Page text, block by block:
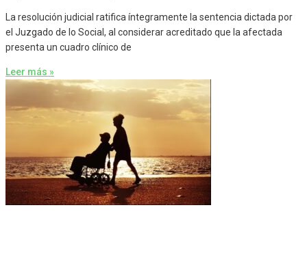
La resolución judicial ratifica íntegramente la sentencia dictada por
el Juzgado de lo Social, al considerar acreditado que la afectada
presenta un cuadro clínico de
Leer más »